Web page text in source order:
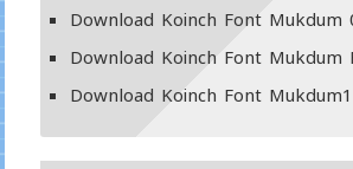
Download Koinch Font Mukdum
Download Koinch Font Mukdum
Download Koinch Font Mukdum1